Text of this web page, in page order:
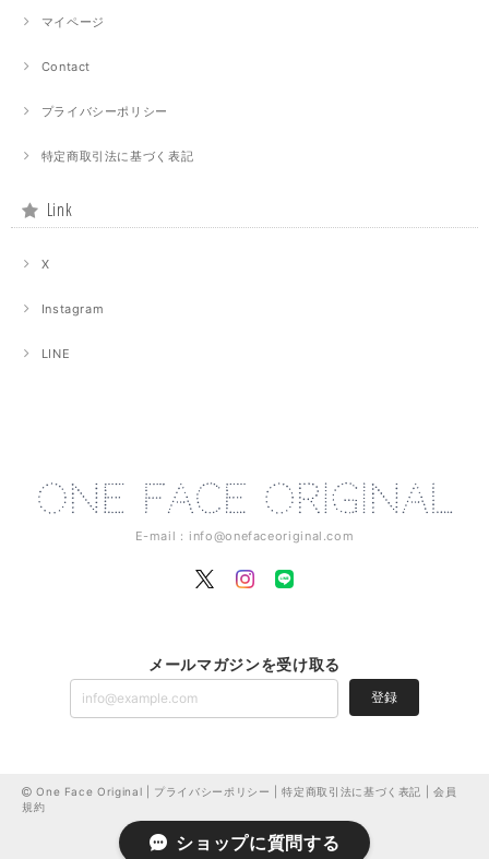
マイページ
Contact
プライバシーポリシー
特定商取引法に基づく表記
Link
X
Instagram
LINE
E-mail： info@onefaceoriginal.com
メールマガジンを受け取る
登録
One Face Original | プライバシーポリシー |特定商取引法に基づく表記 |会員
規約
ショップに質問する